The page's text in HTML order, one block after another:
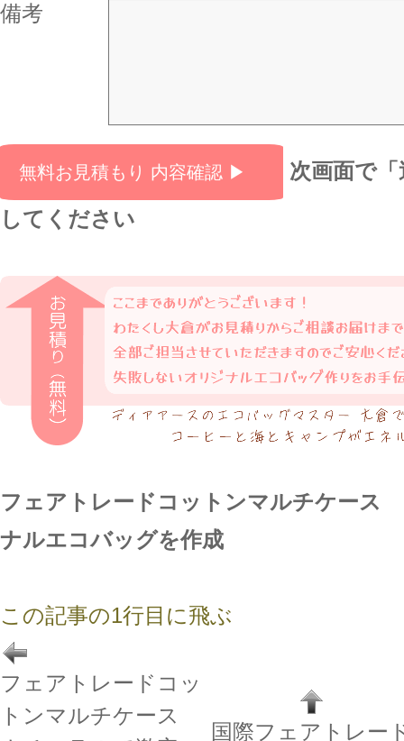
備考
次画面で
してください
フェアトレードコットンマルチケース
ナルエコバッグを作成
この記事の1行目に飛ぶ
フェアトレードコッ
トンマルチケース
国際フェアトレー